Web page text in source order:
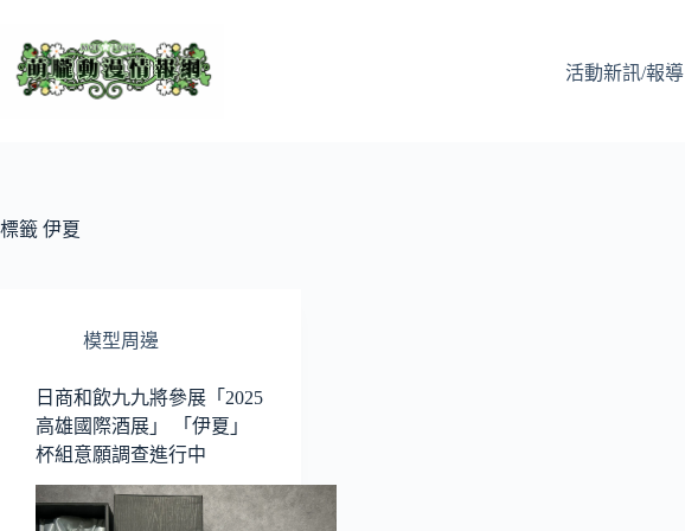
主
活動新訊/報導
標籤 伊夏
模型周邊
日商和飲九九將參展「2025
高雄國際酒展」 「伊夏」
杯組意願調查進行中